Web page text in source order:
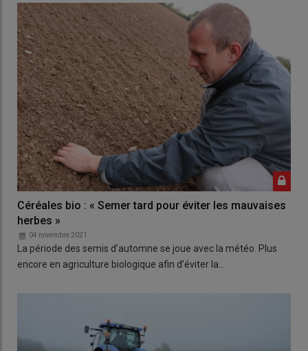
Céréales bio : « Semer tard pour éviter les mauvaises
herbes »
04 novembre 2021
La période des semis d’automne se joue avec la météo. Plus
encore en agriculture biologique afin d’éviter la…